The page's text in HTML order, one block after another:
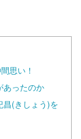
思い！
あったのか
昌(きしょう)を